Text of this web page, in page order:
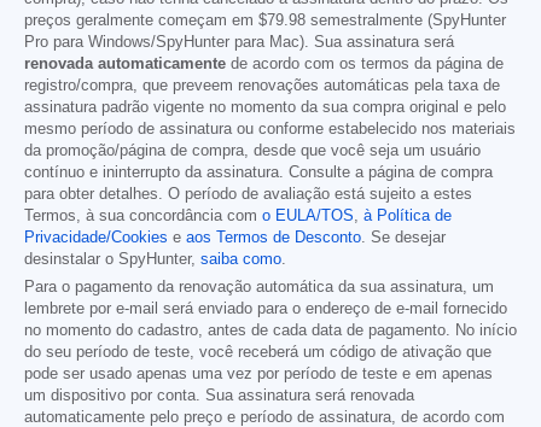
preços geralmente começam em $79.98 semestralmente (SpyHunter
Pro para Windows/SpyHunter para Mac). Sua assinatura será
renovada automaticamente de acordo com os termos da página de
registro/compra, que preveem renovações automáticas pela taxa de
assinatura padrão vigente no momento da sua compra original e pelo
mesmo período de assinatura ou conforme estabelecido nos materiais
da promoção/página de compra, desde que você seja um usuário
contínuo e ininterrupto da assinatura. Consulte a página de compra
para obter detalhes. O período de avaliação está sujeito a estes
Termos, à sua concordância com o EULA/TOS
à Política de
Privacidade/Cookies e aos Termos de Desconto . Se desejar
desinstalar o SpyHunter, saiba como
Para o pagamento da renovação automática da sua assinatura, um
lembrete por e-mail será enviado para o endereço de e-mail fornecido
no momento do cadastro, antes de cada data de pagamento. No início
do seu período de teste, você receberá um código de ativação que
pode ser usado apenas uma vez por período de teste e em apenas
um dispositivo por conta. Sua assinatura será renovada
automaticamente pelo preço e período de assinatura, de acordo com